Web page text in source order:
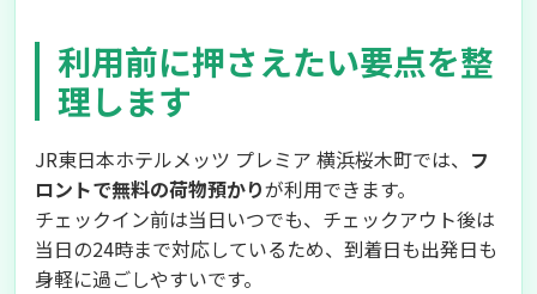
利用前に押さえたい要点を整
理します
JR東日本ホテルメッツ プレミア 横浜桜木町では、 フ
ロントで無料の荷物預かりが利用できます。
チェックイン前は当日いつでも、チェックアウト後は
当日の24時まで対応しているため、到着日も出発日も
身軽に過ごしやすいです。